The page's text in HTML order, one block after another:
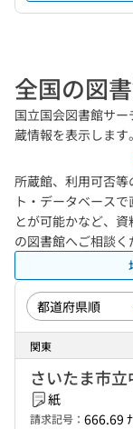
全国の図
国立国会図書館サ
蔵情報を表示します。
所蔵館、利用可否
ト・データベース
とが可能かなど、
の図書館へご相談
関東
さいたま市
紙
請求記号： 666.69